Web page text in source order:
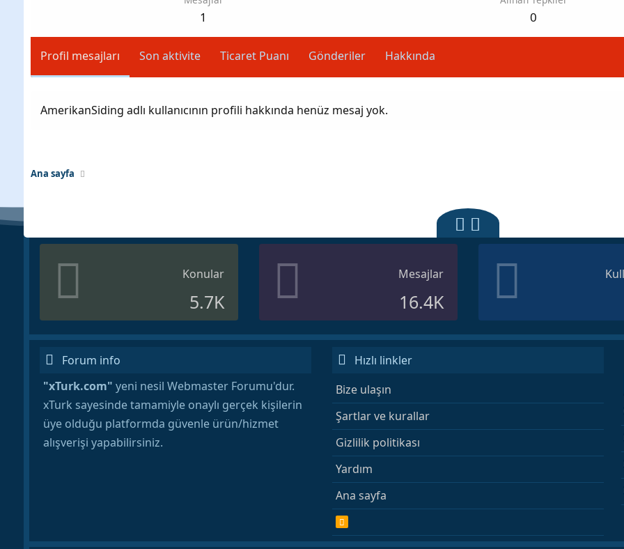
1 0
Profil mesajları Son aktivite Ticaret Puanı Gönderiler Hakkında
AmerikanSiding adlı kullanıcının profili hakkında henüz mesaj yok.
Ana sayfa
Konular
5.7K
Mesajlar
16.4K
Forum info
"xTurk.com" yeni nesil Webmaster Forumu'dur.
xTurk sayesinde tamamiyle onaylı gerçek kişilerin
üye olduğu platformda güvenle ürün/hizmet
alışverişi yapabilirsiniz.
Hızlı linkler
Bize ulaşın
Şartlar ve kurallar
Gizlilik politikası
Yardım
Ana sayfa
R
S
S